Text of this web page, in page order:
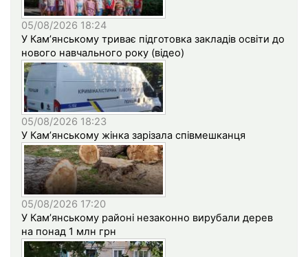
05/08/2026 18:24
У Кам’янському триває підготовка закладів освіти до
нового навчального року (відео)
05/08/2026 18:23
У Кам’янському жінка зарізала співмешканця
05/08/2026 17:20
У Кам’янському районі незаконно вирубали дерев
на понад 1 млн грн